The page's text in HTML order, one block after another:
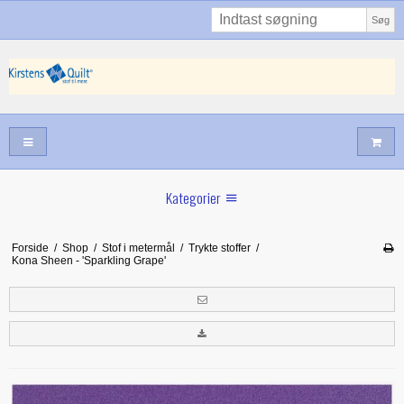
Søg
Kategorier
Juni nyt
Tilbud
Forside / Shop / Stof i metermål / Trykte stoffer /
Kona Sheen - 'Sparkling Grape'